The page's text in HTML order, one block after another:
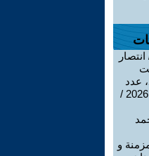
عدد
جوان-جويلية-اوت 2026 /
و